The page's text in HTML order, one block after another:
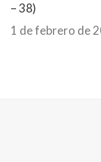
– 38)
1 de febrero de